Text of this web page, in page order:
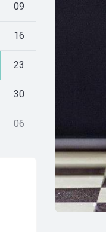
09
16
23
30
06